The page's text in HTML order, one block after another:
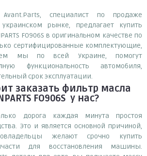
Avant.Parts, специалист по продаже
рынке, предлагает купить
FO906S в оригинальном качестве по
сертифицированные комплектующие,
мы по всей Украине, помогут
функциональность автомобиля,
срок эксплуатации.
заказать фильтр масла
FO906S у нас?
дорога каждая минута простоя
Это и является основной причиной,
желают срочно купить
для восстановления машины.